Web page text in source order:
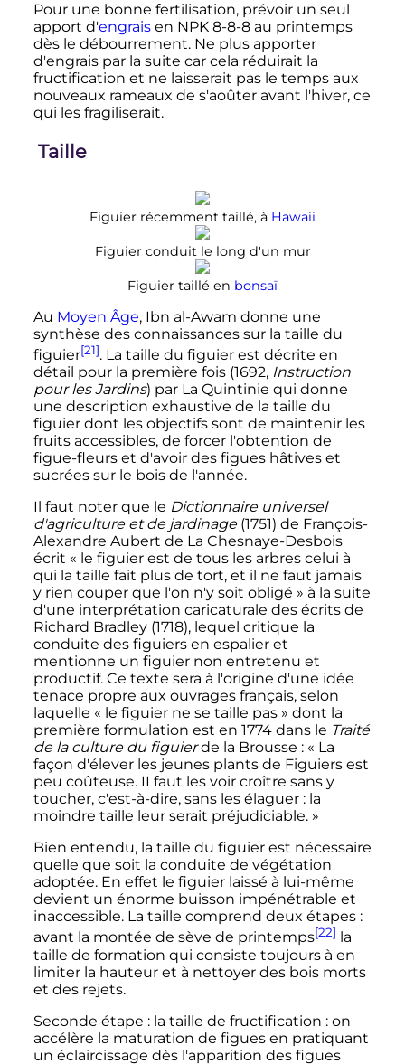
Pour une bonne fertilisation, prévoir un seul
apport d'engraisen NPK 8-8-8 au printemps
dès le débourrement. Ne plus apporter
d'engrais par la suite car cela réduirait la
fructification et ne laisserait pas le temps aux
nouveaux rameaux de s'aoûter avant l'hiver, ce
qui les fragiliserait.
Taille
Figuier récemment taillé, à Hawaii
Figuier conduit le long d'un mur
Figuier taillé en bonsaï
Au Moyen Âge, Ibn al-Awam donne une
synthèse des connaissances sur la taille du
figuier[21]. La taille du figuier est décrite en
détail pour la première fois (1692, Instruction
pour les Jardins) par La Quintinie qui donne
une description exhaustive de la taille du
figuier dont les objectifs sont de maintenir les
fruits accessibles, de forcer l'obtention de
figue-fleurs et d'avoir des figues hâtives et
sucrées sur le bois de l'année.
Il faut noter que le Dictionnaire universel
d'agriculture et de jardinage(1751) de François-
Alexandre Aubert de La Chesnaye-Desbois
écrit « le figuier est de tous les arbres celui à
qui la taille fait plus de tort, et il ne faut jamais
y rien couper que l'on n'y soit obligé » à la suite
d'une interprétation caricaturale des écrits de
Richard Bradley (1718), lequel critique la
conduite des figuiers en espalier et
mentionne un figuier non entretenu et
productif. Ce texte sera à l'origine d'une idée
tenace propre aux ouvrages français, selon
laquelle « le figuier ne se taille pas » dont la
première formulation est en 1774 dans le Traité
de la culture du figuierde la Brousse : « La
façon d'élever les jeunes plants de Figuiers est
peu coûteuse. II faut les voir croître sans y
toucher, c'est-à-dire, sans les élaguer : la
moindre taille leur serait préjudiciable. »
Bien entendu, la taille du figuier est nécessaire
quelle que soit la conduite de végétation
adoptée. En effet le figuier laissé à lui-même
devient un énorme buisson impénétrable et
inaccessible. La taille comprend deux étapes :
avant la montée de sève de printemps[22]
la
taille de formation qui consiste toujours à en
limiter la hauteur et à nettoyer des bois morts
et des rejets.
Seconde étape : la taille de fructification : on
accélère la maturation de figues en pratiquant
un éclaircissage dès l'apparition des figues